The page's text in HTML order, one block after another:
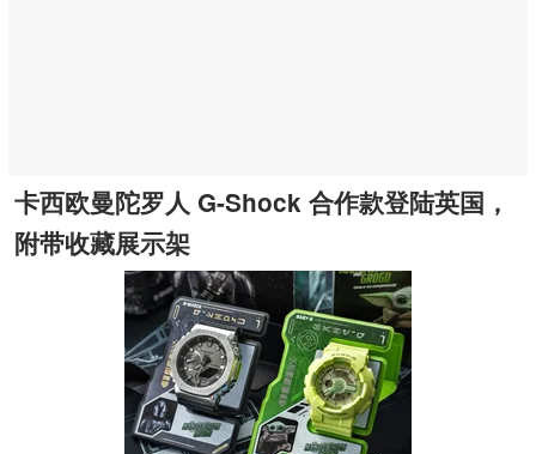
卡西欧曼陀罗人 G-Shock 合作款登陆英国，
附带收藏展示架